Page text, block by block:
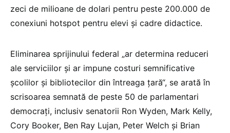
zeci de milioane de dolari pentru peste 200.000 de
conexiuni hotspot pentru elevi şi cadre didactice.
Eliminarea sprijinului federal „ar determina reduceri
ale serviciilor şi ar impune costuri semnificative
şcolilor şi bibliotecilor din întreaga ţară“, se arată în
scrisoarea semnată de peste 50 de parlamentari
democraţi, inclusiv senatorii Ron Wyden, Mark Kelly,
Cory Booker, Ben Ray Lujan, Peter Welch şi Brian